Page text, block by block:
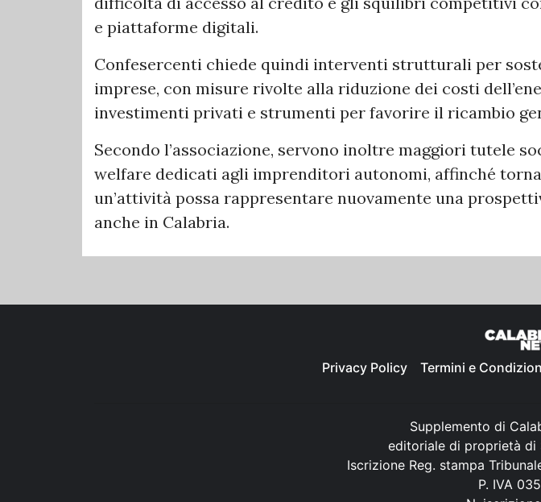
e piattaforme digitali.
Confesercenti chiede quindi interventi strutturali per
imprese, con misure rivolte alla riduzione dei costi
investimenti privati e strumenti per favorire il ricambio
Secondo l’associazione, servono inoltre maggiori tutele
welfare dedicati agli imprenditori autonomi, affinché
un’attività possa rappresentare nuovamente una
anche in Calabria.
Privacy Policy Termini e
Supplemento di
editoriale di proprietà di
Iscrizione Reg. stampa
P. IVA